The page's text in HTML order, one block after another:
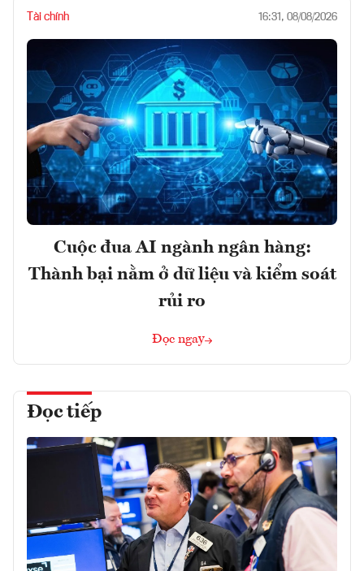
Tài chính 16:31, 08/08/2026
Cuộc đua AI ngành ngân hàng:
Thành bại nằm ở dữ liệu và kiểm soát
rủi ro
Đọc ngay
Đọc tiếp